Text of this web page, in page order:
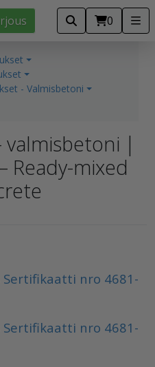
0
- Valmisbetoni
valmisbetoni |
Ready-mixed
Sertifikaatti nro 4681-
Sertifikaatti nro 4681-